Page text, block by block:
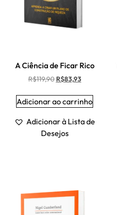
A Ciência de Ficar Rico
R$119,90 R$83,93
Adicionar ao carrinho
Adicionar à Lista de
Desejos